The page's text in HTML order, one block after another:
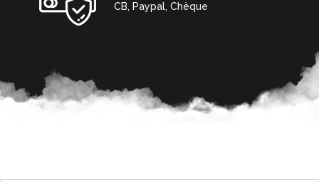
CB, Paypal, Chèque